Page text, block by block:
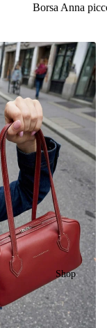
Shop
Borsa Anna